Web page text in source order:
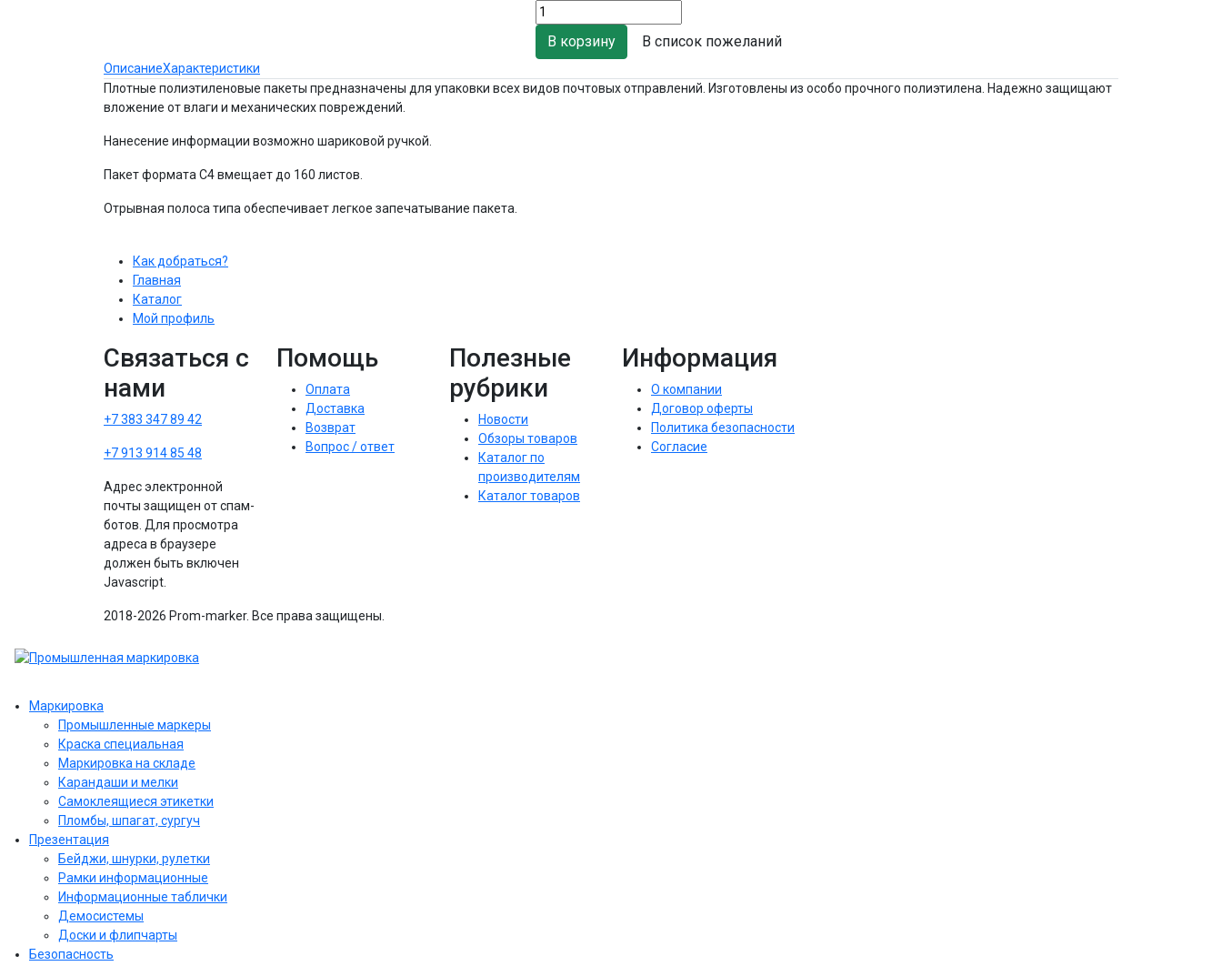
В список пожеланий
ОписаниеХарактеристики
Плотные полиэтиленовые пакеты предназначены для упаковки всех видов почтовых отправлений. Изготовлены из особо прочного полиэтилена. Надежно защищают
вложение от влаги и механических повреждений.
Нанесение информации возможно шариковой ручкой.
Пакет формата С4 вмещает до 160 листов.
Отрывная полоса типа обеспечивает легкое запечатывание пакета.
Как добраться?
Главная
Каталог
Мой профиль
Связаться с
нами
+7 383 347 89 42
+7 913 914 85 48
Адрес электронной
почты защищен от спам-
ботов. Для просмотра
адреса в браузере
должен быть включен
Javascript.
Помощь
Оплата
Доставка
Возврат
Вопрос / ответ
Полезные
рубрики
Новости
Обзоры товаров
Каталог по
производителям
Каталог товаров
Информация
О компании
Договор оферты
Политика безопасности
Согласие
2018-2026 Prom-marker. Все права защищены.
Маркировка
Промышленные маркеры
Краска специальная
Маркировка на складе
Карандаши и мелки
Самоклеящиеся этикетки
Пломбы, шпагат, сургуч
Презентация
Бейджи, шнурки, рулетки
Рамки информационные
Информационные таблички
Демосистемы
Доски и флипчарты
Безопасность